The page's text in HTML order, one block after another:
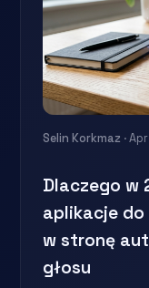
Selin Korkmaz ·
Dlaczego w
aplikacje do
w stronę
głosu